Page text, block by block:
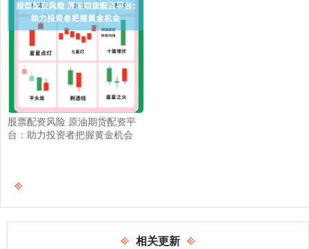
股票配资风险 原油期货配资平
台：助力投资者把握黄金机会
相关更新